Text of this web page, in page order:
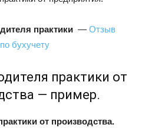
практики — Отзыв
бухучету
практики от
— пример.
от производства.